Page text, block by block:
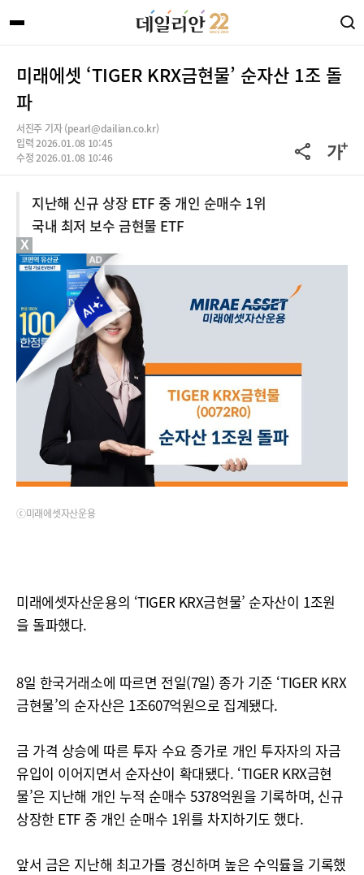
미래에셋 ‘TIGER KRX금현물’ 순자산 1조 돌
파
서진주 기자 (pearl@dailian.co.kr)
입력 2026.01.08 10:45
수정 2026.01.08 10:46
지난해 신규 상장 ETF 중 개인 순매수 1위
국내 최저 보수 금현물 ETF
ⓒ미래에셋자산운용
미래에셋자산운용의 ‘TIGER KRX금현물’ 순자산이 1조원
을 돌파했다.
8일 한국거래소에 따르면 전일(7일) 종가 기준 ‘TIGER KRX
금현물’의 순자산은 1조607억원으로 집계됐다.
금 가격 상승에 따른 투자 수요 증가로 개인 투자자의 자금
유입이 이어지면서 순자산이 확대됐다. ‘TIGER KRX금현
물’은 지난해 개인 누적 순매수 5378억원을 기록하며, 신규
상장한 ETF 중 개인 순매수 1위를 차지하기도 했다.
앞서 금은 지난해 최고가를 경신하며 높은 수익률을 기록했
X